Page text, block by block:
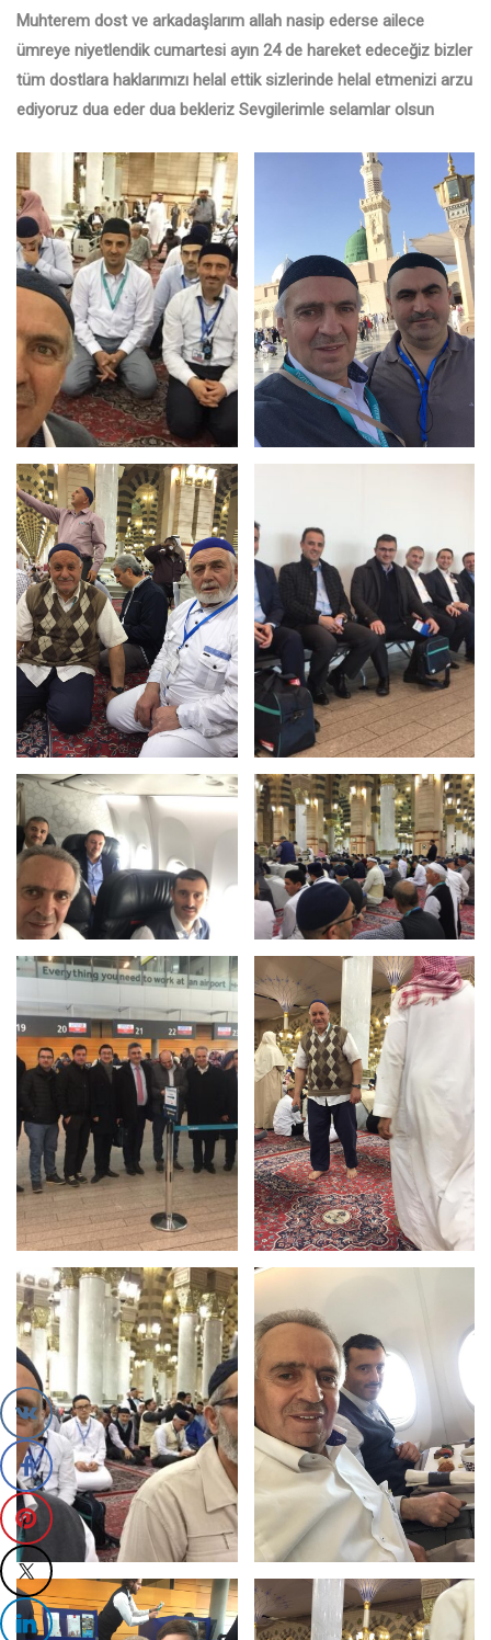
Muhterem dost ve arkadaşlarım allah nasip ederse ailece
ümreye niyetlendik cumartesi ayın 24 de hareket edeceğiz bizler
tüm dostlara haklarımızı helal ettik sizlerinde helal etmenizi arzu
ediyoruz dua eder dua bekleriz Sevgilerimle selamlar olsun